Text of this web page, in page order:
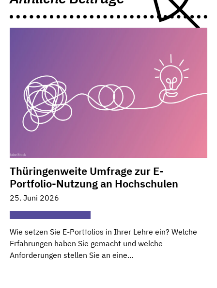
Thüringenweite Umfrage zur E-
Portfolio-Nutzung an Hochschulen
25. Juni 2026
Wie setzen Sie E-Portfolios in Ihrer Lehre ein? Welche
Erfahrungen haben Sie gemacht und welche
Anforderungen stellen Sie an eine...